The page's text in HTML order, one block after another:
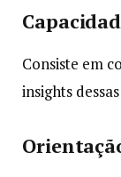
Consiste em
insights